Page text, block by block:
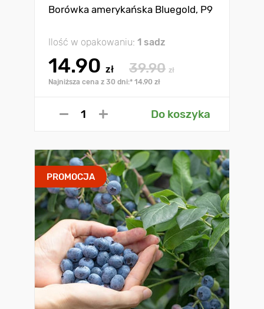
Borówka amerykańska Bluegold, P9
Ilość w opakowaniu: 1 sadz
14.90 zł 39.90 zł
Najniższa cena z 30 dni:* 14.90 zł
Do koszyka
PROMOCJA